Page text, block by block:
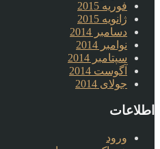
فوریه 2015
ژانویه 2015
دسامبر 2014
نوامبر 2014
سپتامبر 2014
آگوست 2014
جولای 2014
اطلاعات
ورود